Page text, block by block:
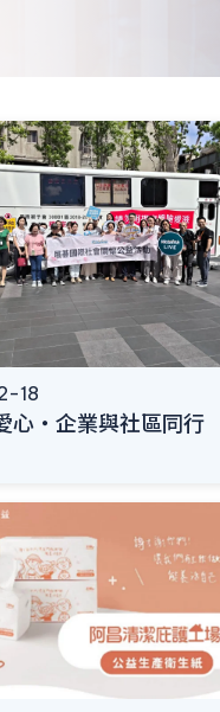
18
心・企業與社區同行